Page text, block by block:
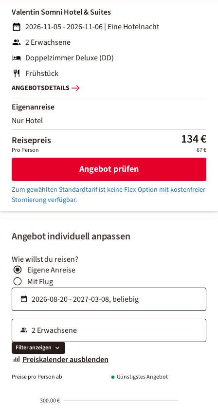
Angebot individuell anpassen
Wie willst du reisen?
Eigene Anreise
Mit Flug
Filter anzeigen
Preiskalender ausblenden
Preise pro Person ab Günstigstes Angebot
300.00 €
Valentin Somni Hotel & Suites
2026-11-05 - 2026-11-06| Eine Hotelnacht
2 Erwachsene
Doppelzimmer Deluxe (DD)
Frühstück
ANGEBOTSDETAILS
Eigenanreise
Nur Hotel
Reisepreis 134 €
Pro Person 67 €
Angebot prüfen
Zum gewählten Standardtarif ist keine Flex-Option mit kostenfreier
Stornierung verfügbar.